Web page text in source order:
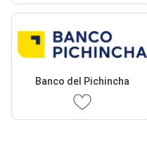
Banco del Pichincha